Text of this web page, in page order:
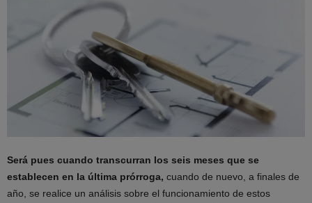
Será pues cuando transcurran los seis meses que se
establecen en la última prórroga, cuando de nuevo, a finales de
año, se realice un análisis sobre el funcionamiento de estos